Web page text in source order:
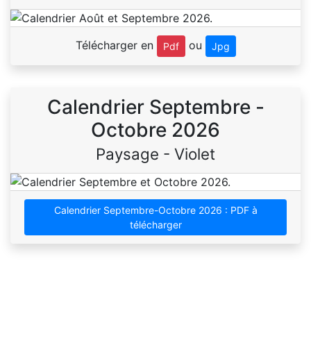
Télécharger en Pdf ou Jpg
Calendrier Septembre -
Octobre 2026
Paysage - Violet
Calendrier Septembre-Octobre 2026 : PDF à
télécharger